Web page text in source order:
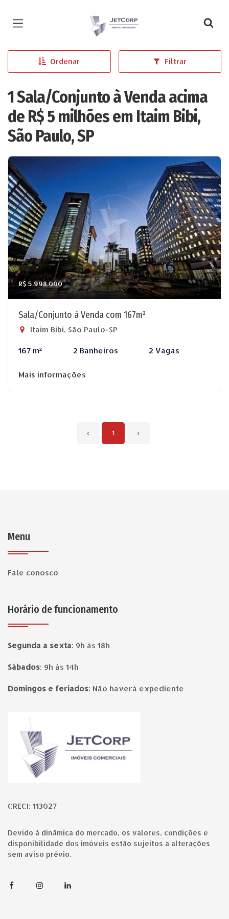
Página inicial
Ordenar Filtrar
1 Sala/Conjunto à Venda acima
de R$ 5 milhões em Itaim Bibi,
São Paulo, SP
R$ 5.998.000
Sala/Conjunto à Venda com 167m²
Itaim Bibi, São Paulo-SP
167 m² 2 Banheiros 2 Vagas
Mais informações
‹ 1 ›
Menu
Fale conosco
Horário de funcionamento
Segunda a sexta: 9h às 18h
Sábados: 9h às 14h
Domingos e feriados: Não haverá expediente
CRECI: 113027
Devido à dinâmica do mercado, os valores, condições e
disponibilidade dos imóveis estão sujeitos a alterações
sem aviso prévio.
FacebookInstagramLinkedin